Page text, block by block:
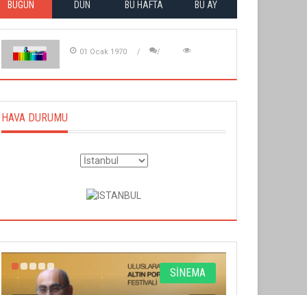
BUGÜN DÜN BU HAFTA BU AY
01 Ocak 1970
HAVA DURUMU
SİNEMA